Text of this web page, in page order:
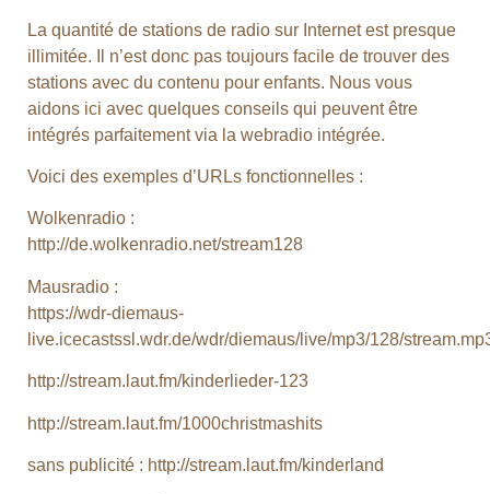
La quantité de stations de radio sur Internet est presque
illimitée. Il n’est donc pas toujours facile de trouver des
stations avec du contenu pour enfants. Nous vous
aidons ici avec quelques conseils qui peuvent être
intégrés parfaitement via la webradio intégrée.
Voici des exemples d’URLs fonctionnelles :
Wolkenradio :
http://de.wolkenradio.net/stream128
Mausradio :
https://wdr-diemaus-
live.icecastssl.wdr.de/wdr/diemaus/live/mp3/128/
http://stream.laut.fm/kinderlieder-123
http://stream.laut.fm/1000christmashits
sans publicité : http://stream.laut.fm/kinderland